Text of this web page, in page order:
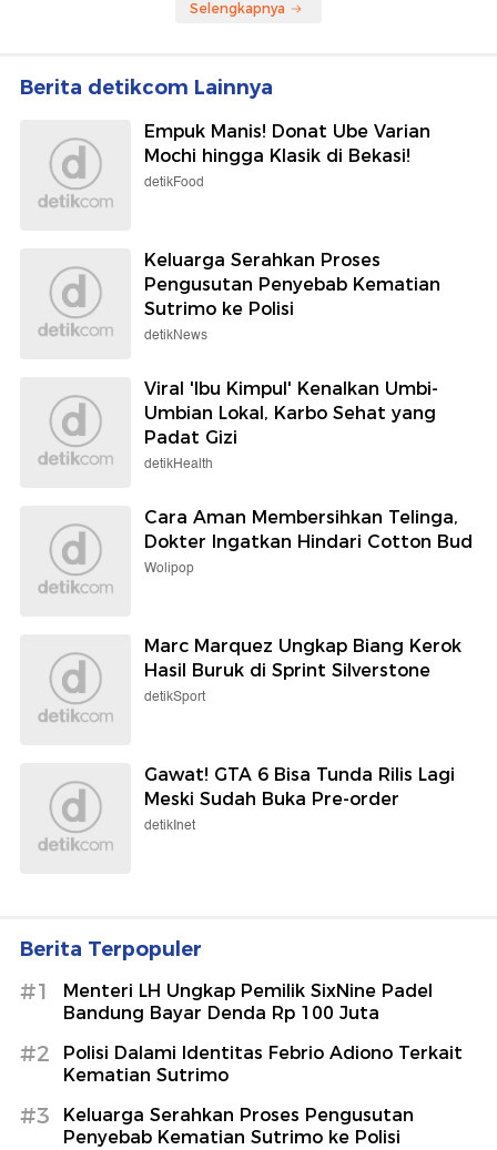
Selengkapnya
Berita detikcom Lainnya
Empuk Manis! Donat Ube Varian
Mochi hingga Klasik di Bekasi!
detikFood
Keluarga Serahkan Proses
Pengusutan Penyebab Kematian
Sutrimo ke Polisi
detikNews
Viral 'Ibu Kimpul' Kenalkan Umbi-
Umbian Lokal, Karbo Sehat yang
Padat Gizi
detikHealth
Cara Aman Membersihkan Telinga,
Dokter Ingatkan Hindari Cotton Bud
Wolipop
Marc Marquez Ungkap Biang Kerok
Hasil Buruk di Sprint Silverstone
detikSport
Gawat! GTA 6 Bisa Tunda Rilis Lagi
Meski Sudah Buka Pre-order
detikInet
Berita Terpopuler
#1
Menteri LH Ungkap Pemilik SixNine Padel
Bandung Bayar Denda Rp 100 Juta
#2
Polisi Dalami Identitas Febrio Adiono Terkait
Kematian Sutrimo
#3
Keluarga Serahkan Proses Pengusutan
Penyebab Kematian Sutrimo ke Polisi